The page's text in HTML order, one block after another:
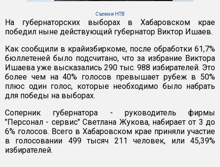
Съемки НТВ
На губернаторских выборах в Хабаровском крае
победил ныне действующий губернатор Виктор Ишаев.
Как сообщили в крайизбиркоме, после обработки 61,7%
бюллетеней было подсчитано, что за избрание Виктора
Ишаева уже высказались 290 тыс. 988 избирателей. Это
более чем на 40% голосов превышает рубеж в 50%
плюс один голос, которые необходимо было набрать
для победы на выборах.
Соперник губернатора - руководитель фирмы
"Персонал - сервис" Светлана Жукова, набирает от 3 до
6% голосов. Всего в Хабаровском крае приняли участие
в голосовании 499 тысяч 211 человек, или 45,39%
избирателей.